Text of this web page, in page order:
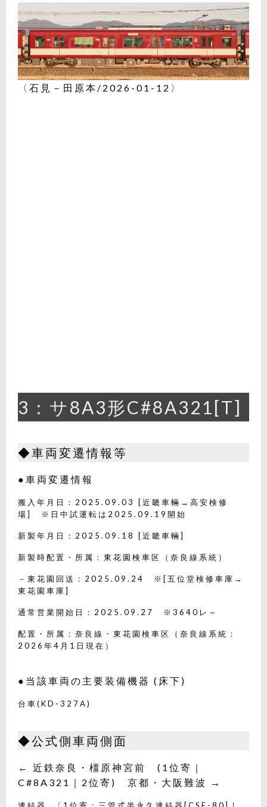
〈石見－田原本/2026-01-12〉
3：サ8A3形C#8A321[T]
◆車両変遷情報等
●車両変遷情報
搬入年月日：2025.09.03 [近畿車輛→高安検修
場] ※日中試運転は2025.09.19開始
新製年月日：2025.09.18 [近畿車輛]
新製時配置・所属：東花園検車区（奈良線系統）
－東花園回送：2025.09.24 ※[五位堂検修車庫→
東花園車庫]
通常営業開始日：2025.09.27 ※3640レ～
配置・所属：奈良線・東花園検車区（奈良線系統：
2026年4月1日現在）
●当該車両の主要装備機器 (床下)
台車(KD-327A)
◆公式側車両側面
← 近鉄奈良・橿原神宮前 (1位寄｜
C#8A321｜2位寄) 京都・大阪難波 →
連結器…〔1位寄：三管式半永久連結器[CSE-80]｜